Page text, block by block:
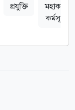
প্রযুক্তি
মহাকাশ
কর্মসূচি